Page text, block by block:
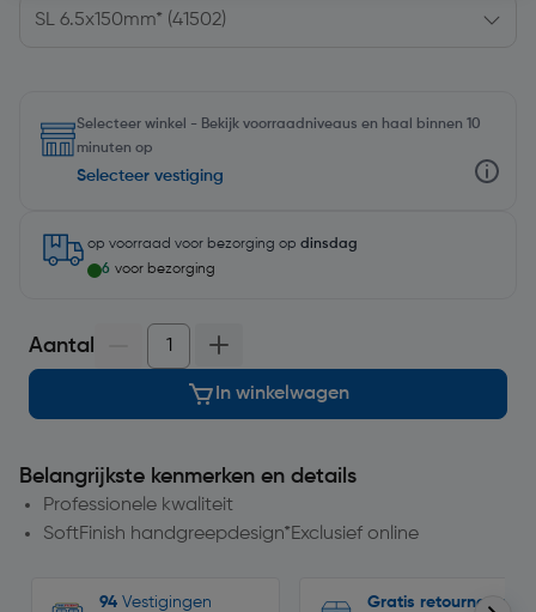
Selecteer winkel - Bekijk voorraadniveaus en haal binnen 10
minuten op
Selecteer vestiging
op voorraad voor bezorging op dinsdag
6 voor bezorging
Aantal
In winkelwagen
Belangrijkste kenmerken en details
Professionele kwaliteit
SoftFinish handgreepdesign*Exclusief online
94 Vestigingen
Gratis retourneren